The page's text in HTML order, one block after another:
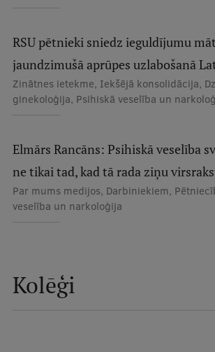
Dati par 2025. gadu
Suvenīri un grāmatas
Ētikas un līdztiesības mācības
Atvērtā universitāte
ESF kvalifikācijas celšanas kursi
RSU pētnieki sniedz ieguldījumu
jaundzimušā aprūpes uzlabošanā
Zinātnes ietekme, Iekšējā konsolidācija,
ginekoloģija, Psihiskā veselība un
Elmārs Rancāns: Psihiskā veselība
ne tikai tad, kad tā rada ziņu
Par mums medijos, Darbiniekiem,
veselība un narkoloģija
Kolēģi